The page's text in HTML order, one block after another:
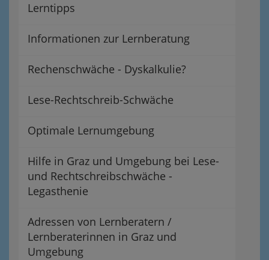
Lerntipps
Informationen zur Lernberatung
Rechenschwäche - Dyskalkulie?
Lese-Rechtschreib-Schwäche
Optimale Lernumgebung
Hilfe in Graz und Umgebung bei Lese-
und Rechtschreibschwäche -
Legasthenie
Adressen von Lernberatern /
Lernberaterinnen in Graz und
Umgebung